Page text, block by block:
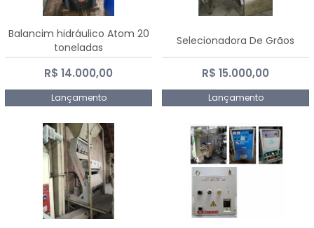
Balancim hidráulico Atom 20
toneladas
R$ 14.000,00
Lançamento
Selecionadora De Grãos
R$ 15.000,00
Lançamento